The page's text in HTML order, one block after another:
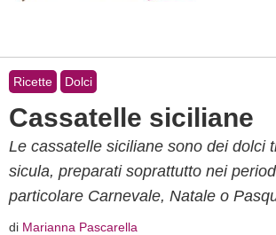
Ricette Dolci
Cassatelle siciliane
Le cassatelle siciliane sono dei dolci
sicula, preparati soprattutto nei
particolare Carnevale, Natale o
di Marianna Pascarella